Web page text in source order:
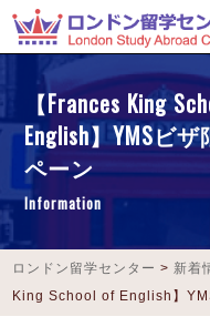
【Frances King
English】YMSビ
ペーン
Information
ロンドン留学センター > 新着
King School of English】